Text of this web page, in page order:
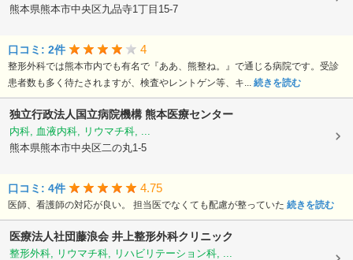
熊本県熊本市中央区九品寺1丁目15-7
口コミ: 2件 4
整形外科では熊本市内でも有名で『ああ、熊整ね。』で通じる病院です。受診
患者数も多く待たされますが、検査やレントゲン等、キ... 続きを読む
独立行政法人国立病院機構熊本医療センター
内科, 血液内科, リウマチ科, ...
熊本県熊本市中央区二の丸1-5
口コミ: 4件 4.75
医師、看護師の対応が良い。 担当医でなくても配慮が整っていた 続きを読む
医療法人社団藤浪会 井上整形外科クリニック
整形外科, リウマチ科, リハビリテーション科, ...